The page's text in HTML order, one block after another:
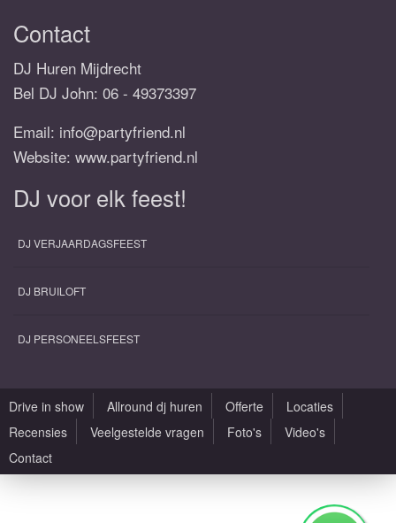
Contact
DJ Huren Mijdrecht
Bel DJ John: 06 - 49373397
Email: info@partyfriend.nl
Website: www.partyfriend.nl
DJ voor elk feest!
DJ VERJAARDAGSFEEST
DJ BRUILOFT
DJ PERSONEELSFEEST
Drive in show Allround dj huren Offerte
Locaties
Recensies
Veelgestelde vragen Foto's
Video's
Contact
Algemene voorwaarden